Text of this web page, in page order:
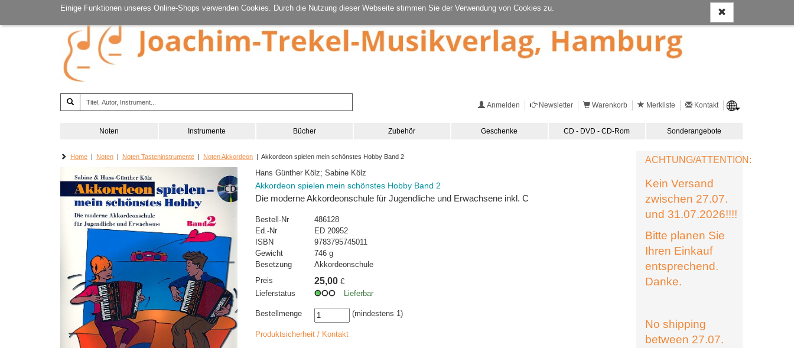
Einige Funktionen unseres Online-Shops verwenden Cookies. Durch die Nutzung dieser Webseite stimmen Sie der Verwendung von Cookies zu.
Anmelden Newsletter Warenkorb Merkliste Kontakt
Noten Instrumente Bücher Zubehör Geschenke CD - DVD - CD-Rom Sonderangebote
Home | Noten | Noten Tasteninstrumente | Noten Akkordeon | Akkordeon spielen mein schönstes Hobby Band 2
Hans Günther Kölz; Sabine Kölz
Akkordeon spielen mein schönstes Hobby Band 2
Die moderne Akkordeonschule für Jugendliche und Erwachsene inkl. C
Bestell-Nr
486128
Ed.-Nr
ED 20952
ISBN
9783795745011
Gewicht
746 g
Besetzung
Akkordeonschule
Preis
25,00 €
Lieferstatus
Lieferbar
Bestellmenge (mindestens 1)
Produktsicherheit / Kontakt
ACHTUNG/ATTENTION:
Kein Versand
zwischen 27.07.
und 31.07.2026!!!!
Bitte planen Sie
Ihren Einkauf
entsprechend.
Danke.
No shipping
between 27.07.